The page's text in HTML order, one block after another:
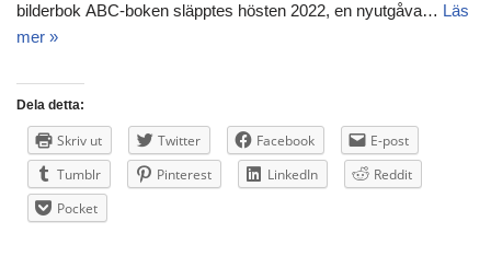
bilderbok ABC-boken släpptes hösten 2022, en nyutgåva… Läs
mer »
Dela detta:
Skriv ut Twitter Facebook
E-post
Tumblr
Pinterest LinkedIn
Reddit
Pocket